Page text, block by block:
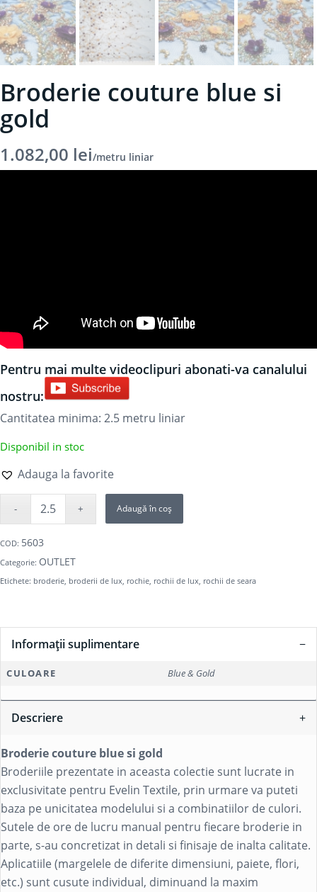
Broderie couture blue si
gold
1.082,00 lei/metru liniar
Pentru mai multe videoclipuri abonati-va canalului
nostru:
Cantitatea minima: 2.5 metru liniar
Disponibil in stoc
Adauga la favorite
Adaugă în coș
COD: 5603
Categorie: OUTLET
Etichete: broderie broderii de lux rochie rochii de lux rochii de seara
Descriere
Broderie couture blue si gold
Broderiile prezentate in aceasta colectie sunt lucrate in
exclusivitate pentru Evelin Textile, prin urmare va puteti
baza pe unicitatea modelului si a combinatiilor de culori.
Sutele de ore de lucru manual pentru fiecare broderie in
parte, s-au concretizat in detali si finisaje de inalta calitate.
Aplicatiile (margelele de diferite dimensiuni, paiete, flori,
etc.) sunt cusute individual, diminuand la maxim
Informații suplimentare
CULOARE Blue & Gold